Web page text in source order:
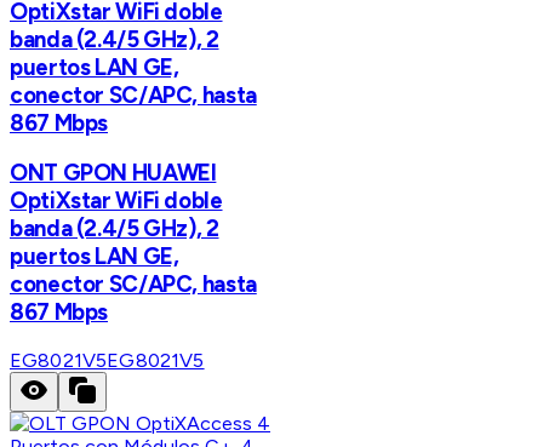
OptiXstar WiFi doble
banda (2.4/5 GHz), 2
puertos LAN GE,
conector SC/APC, hasta
867 Mbps
ONT GPON HUAWEI
OptiXstar WiFi doble
banda (2.4/5 GHz), 2
puertos LAN GE,
conector SC/APC, hasta
867 Mbps
EG8021V5EG8021V5